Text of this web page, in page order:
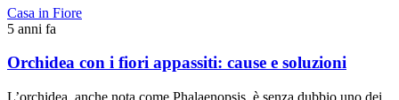
Casa in Fiore
5 anni fa
Orchidea con i fiori appassiti: cause e soluzioni
L’orchidea, anche nota come Phalaenopsis, è senza dubbio uno dei